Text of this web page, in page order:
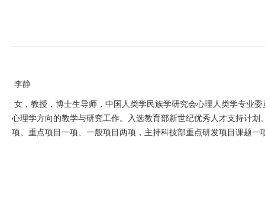
李静
女，教授，博士生导师，中国人类学民族学研究会心理人类学专业
心理学方向的教学与研究工作。入选教育部新世纪优秀人才支持计
项、重点项目一项、一般项目两项，主持科技部重点研发项目课题